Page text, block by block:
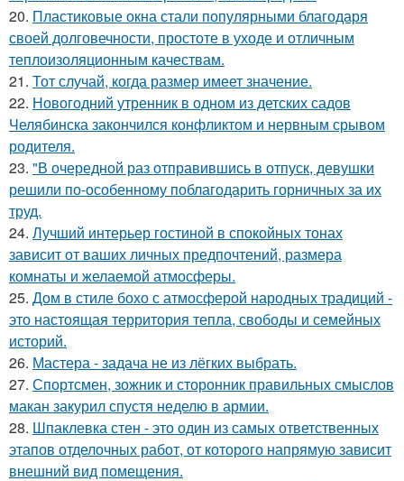
20. Пластиковые окна стали популярными благодаря
своей долговечности, простоте в уходе и отличным
теплоизоляционным качествам.
21. Тот случай, когда размер имеет значение.
22. Новогодний утренник в одном из детских садов
Челябинска закончился конфликтом и нервным срывом
родителя.
23. "В очередной раз отправившись в отпуск, девушки
решили по-особенному поблагодарить горничных за их
труд.
24. Лучший интерьер гостиной в спокойных тонах
зависит от ваших личных предпочтений, размера
комнаты и желаемой атмосферы.
25. Дом в стиле бохо с атмосферой народных традиций -
это настоящая территория тепла, свободы и семейных
историй.
26. Мастера - задача не из лёгких выбрать.
27. Спортсмен, зожник и сторонник правильных смыслов
макан закурил спустя неделю в армии.
28. Шпаклевка стен - это один из самых ответственных
этапов отделочных работ, от которого напрямую зависит
внешний вид помещения.